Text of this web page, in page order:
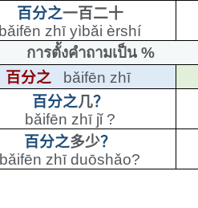
百分之一百二十
bǎifēn zhī yìbǎi èrshí
การตั้งคำถามเป็น %
百分之 bǎifēn zhī
百分之几？
bǎifēn zhī jǐ ?
百分之多少？
bǎifēn zhī duōshǎo?